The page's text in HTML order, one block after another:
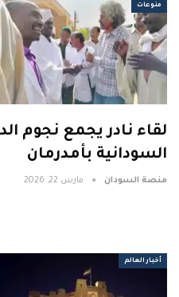
منوعات
لقاء نادر يجمع نجوم
السودانية بأمدرمان
منصة السودان مارس 22, 2026
أخبار العالم